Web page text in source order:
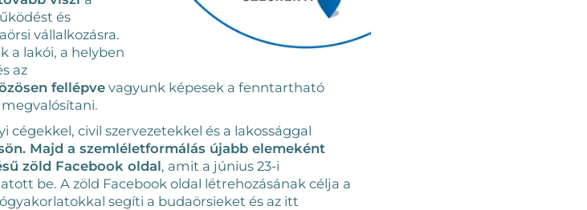
és
vállalkozásra.
a lakói, a helyben
az
fellépvevagyunk képesek a fenntartható
civil szervezetekkel és a lakossággal
Majd a szemléletformálás újabb elemeként
zöld Facebook oldal, amit a június 23-i
be. A zöld Facebook oldal létrehozásának célja a
segíti a budaörsieket és az itt